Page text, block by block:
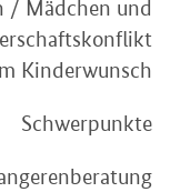
/ Mädchen und
Kinderwunsch.
Schwerpunkte